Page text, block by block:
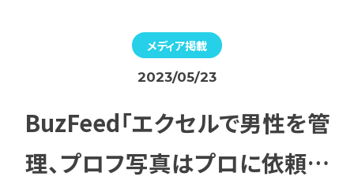
メディア掲載
2023/05/23
BuzFeed「エクセルで男性を管
理、プロフ写真はプロに依頼…